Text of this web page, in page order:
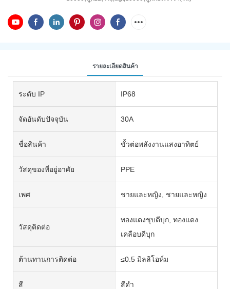
รายละเอียดสินค้า
ระดับ IP IP68
จัดอันดับปัจจุบัน 30A
ชื่อสินค้า ขั้วต่อพลังงานแสงอาทิตย์
วัสดุของที่อยู่อาศัย PPE
เพศ ชายและหญิง, ชายและหญิง
วัสดุติดต่อ
ทองแดงชุบดีบุก, ทองแดง
เคลือบดีบุก
ต้านทานการติดต่อ ≤0.5 มิลลิโอห์ม
สี สีดำ